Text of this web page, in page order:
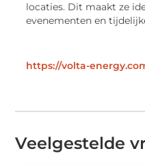
locaties. Dit maakt ze
evenementen en
https://volta-
Veelgestelde